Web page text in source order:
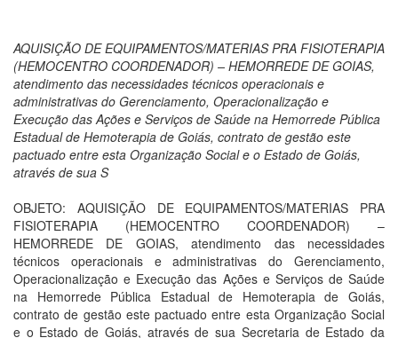
AQUISIÇÃO DE EQUIPAMENTOS/MATERIAS PRA FISIOTERAPIA
(HEMOCENTRO COORDENADOR) – HEMORREDE DE GOIAS,
atendimento das necessidades técnicos operacionais e
administrativas do Gerenciamento, Operacionalização e
Execução das Ações e Serviços de Saúde na Hemorrede Pública
Estadual de Hemoterapia de Goiás, contrato de gestão este
pactuado entre esta Organização Social e o Estado de Goiás,
através de sua S
OBJETO: AQUISIÇÃO DE EQUIPAMENTOS/MATERIAS PRA
FISIOTERAPIA (HEMOCENTRO COORDENADOR) –
HEMORREDE DE GOIAS, atendimento das necessidades
técnicos operacionais e administrativas do Gerenciamento,
Operacionalização e Execução das Ações e Serviços de Saúde
na Hemorrede Pública Estadual de Hemoterapia de Goiás,
contrato de gestão este pactuado entre esta Organização Social
e o Estado de Goiás, através de sua Secretaria de Estado da